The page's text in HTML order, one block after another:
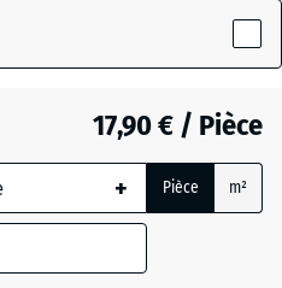
17,90 € / Pièce
+ Pièce m²